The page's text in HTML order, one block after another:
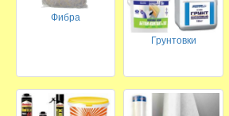
Фибра
Грунтовки